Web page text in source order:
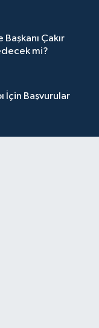
Çakır
mi?
İçin Başvurular